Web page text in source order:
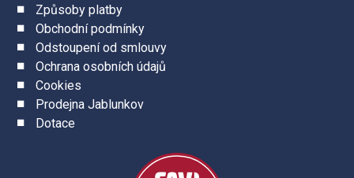
Způsoby platby
Obchodní podmínky
Odstoupení od smlouvy
Ochrana osobních údajů
Cookies
Prodejna Jablunkov
Dotace